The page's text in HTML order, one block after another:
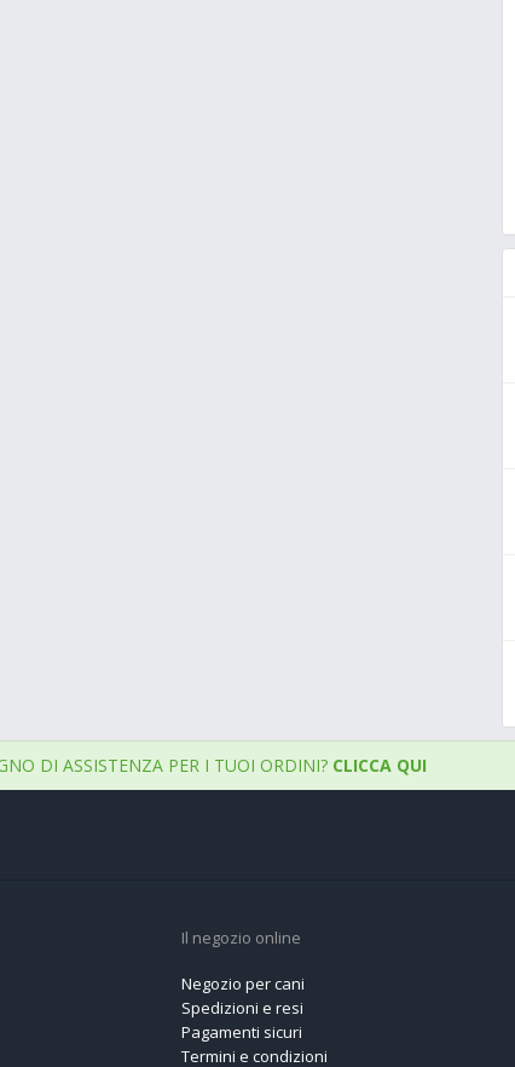
DI ASSISTENZA PER I TUOI ORDINI? CLICCA QUI
Il negozio online
Negozio per cani
Spedizioni e resi
Pagamenti sicuri
Termini e condizioni